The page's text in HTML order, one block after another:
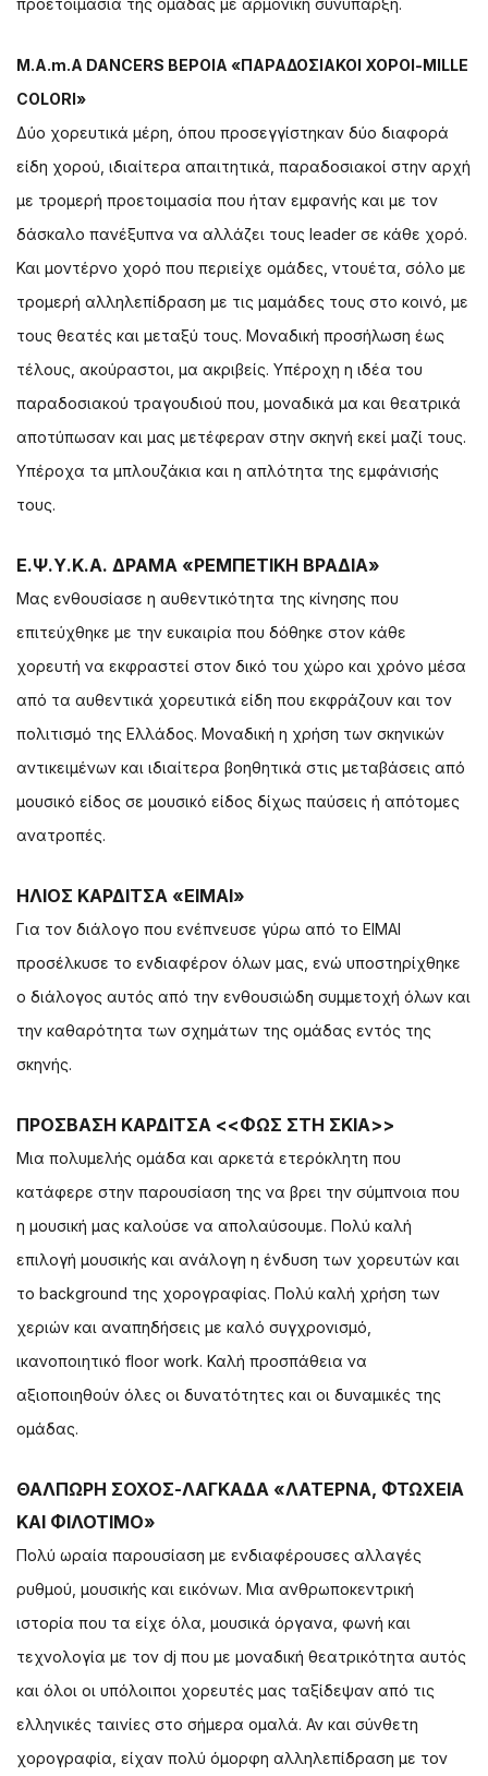
M.A.m.A DANCERS ΒΕΡΟΙΑ «ΠΑΡΑΔΟΣΙΑΚΟΙ ΧΟΡΟΙ-MILLE
COLORI»
Δύο χορευτικά μέρη, όπου προσεγγίστηκαν δύο διαφορά
είδη χορού, ιδιαίτερα απαιτητικά, παραδοσιακοί στην αρχή
με τρομερή προετοιμασία που ήταν εμφανής και με τον
δάσκαλο πανέξυπνα να αλλάζει τους leader σε κάθε χορό.
Και μοντέρνο χορό που περιείχε ομάδες, ντουέτα, σόλο με
τρομερή αλληλεπίδραση με τις μαμάδες τους στο κοινό, με
τους θεατές και μεταξύ τους. Μοναδική προσήλωση έως
τέλους, ακούραστοι, μα ακριβείς. Υπέροχη η ιδέα του
παραδοσιακού τραγουδιού που, μοναδικά μα και θεατρικά
αποτύπωσαν και μας μετέφεραν στην σκηνή εκεί μαζί τους.
Υπέροχα τα μπλουζάκια και η απλότητα της εμφάνισής
τους.
Ε.Ψ.Υ.Κ.Α. ΔΡΑΜΑ «ΡΕΜΠΕΤΙΚΗ ΒΡΑΔΙΑ»
Μας ενθουσίασε η αυθεντικότητα της κίνησης που
επιτεύχθηκε με την ευκαιρία που δόθηκε στον κάθε
χορευτή να εκφραστεί στον δικό του χώρο και χρόνο μέσα
από τα αυθεντικά χορευτικά είδη που εκφράζουν και τον
πολιτισμό της Ελλάδος. Μοναδική η χρήση των σκηνικών
αντικειμένων και ιδιαίτερα βοηθητικά στις μεταβάσεις από
μουσικό είδος σε μουσικό είδος δίχως παύσεις ή απότομες
ανατροπές.
ΗΛΙΟΣ ΚΑΡΔΙΤΣΑ «ΕΙΜΑΙ»
Για τον διάλογο που ενέπνευσε γύρω από το ΕΙΜΑΙ
προσέλκυσε το ενδιαφέρον όλων μας, ενώ υποστηρίχθηκε
ο διάλογος αυτός από την ενθουσιώδη συμμετοχή όλων και
την καθαρότητα των σχημάτων της ομάδας εντός της
σκηνής.
ΠΡΟΣΒΑΣΗ ΚΑΡΔΙΤΣΑ <<ΦΩΣ ΣΤΗ ΣΚΙΑ>>
Μια πολυμελής ομάδα και αρκετά ετερόκλητη που
κατάφερε στην παρουσίαση της να βρει την σύμπνοια που
η μουσική μας καλούσε να απολαύσουμε. Πολύ καλή
επιλογή μουσικής και ανάλογη η ένδυση των χορευτών και
το background της χορογραφίας. Πολύ καλή χρήση των
χεριών και αναπηδήσεις με καλό συγχρονισμό,
ικανοποιητικό floor work. Καλή προσπάθεια να
αξιοποιηθούν όλες οι δυνατότητες και οι δυναμικές της
ομάδας.
ΘΑΛΠΩΡΗ ΣΟΧΟΣ-ΛΑΓΚΑΔΑ «ΛΑΤΕΡΝΑ, ΦΤΩΧΕΙΑ
ΚΑΙ ΦΙΛΟΤΙΜΟ»
Πολύ ωραία παρουσίαση με ενδιαφέρουσες αλλαγές
ρυθμού, μουσικής και εικόνων. Μια ανθρωποκεντρική
ιστορία που τα είχε όλα, μουσικά όργανα, φωνή και
τεχνολογία με τον dj που με μοναδική θεατρικότητα αυτός
και όλοι οι υπόλοιποι χορευτές μας ταξίδεψαν από τις
ελληνικές ταινίες στο σήμερα ομαλά. Αν και σύνθετη
χορογραφία, είχαν πολύ όμορφη αλληλεπίδραση με τον